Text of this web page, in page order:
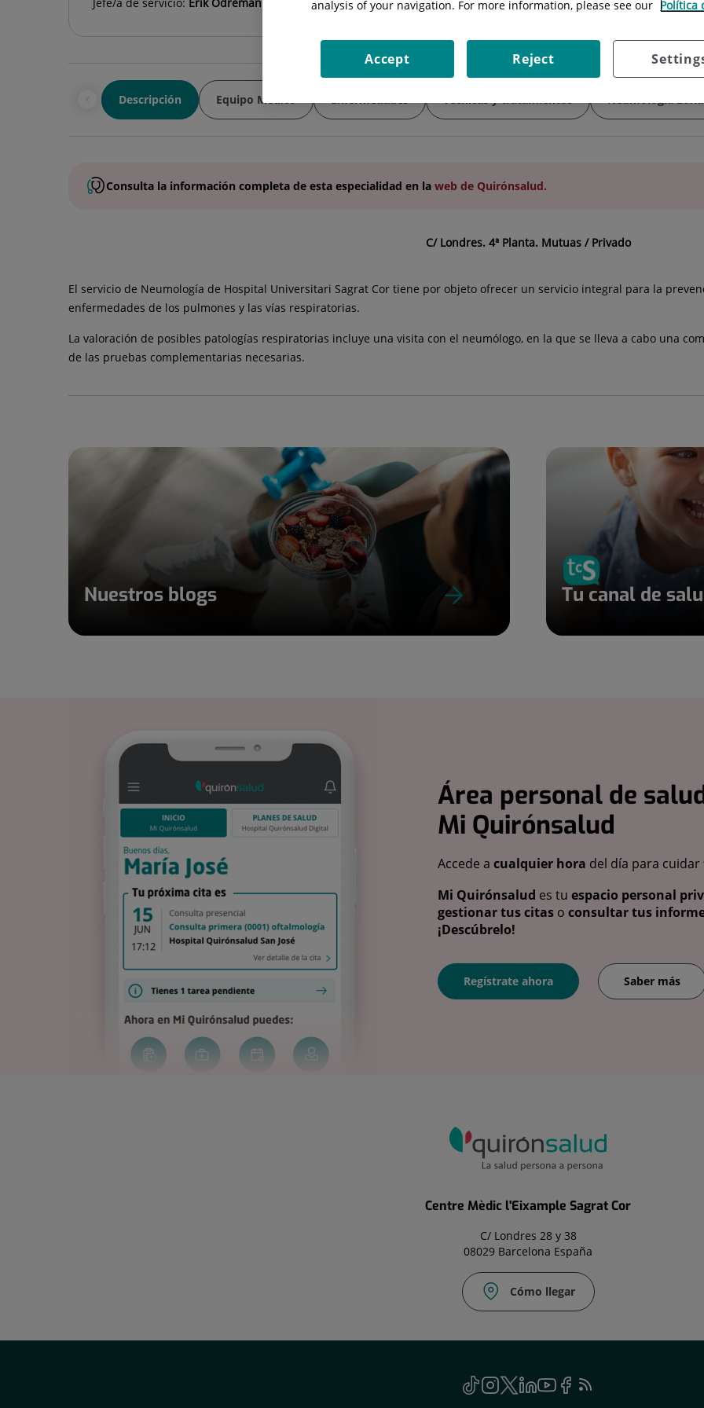
Descripción Equipo Médico
Consulta la información completa de esta especialidad en la web de Quirónsalud.
C/ Londres. 4ª Planta. Mutuas / Privado
El servicio de Neumología de Hospital Universitari Sagrat Cor tiene por objeto ofrecer un servicio integral para la
enfermedades de los pulmones y las vías respiratorias.
La valoración de posibles patologías respiratorias incluye una visita con el neumólogo, en la que se lleva a cabo una
de las pruebas complementarias necesarias.
Nuestros blogs Tu canal de
Área personal de
Mi Quirónsalud
Accede a cualquier hora del día para cuidar
Mi Quirónsalud es tu espacio personal
gestionar tus citas o consultar tus
¡Descúbrelo!
Regístrate ahora Saber más
Centre Mèdic l'Eixample Sagrat Cor
C/ Londres 28 y 38
08029 Barcelona España
Cómo llegar
TikTok
Este
enlace
Instagram
Este
enlace
Twitter
Este
enlace
Linkedin
Este
enlace
Youtube
Este
enlace
Facebook
Este
enlace
Feed
Este
analysis of your navigation. For more information, please see our Política
Reject
Accept